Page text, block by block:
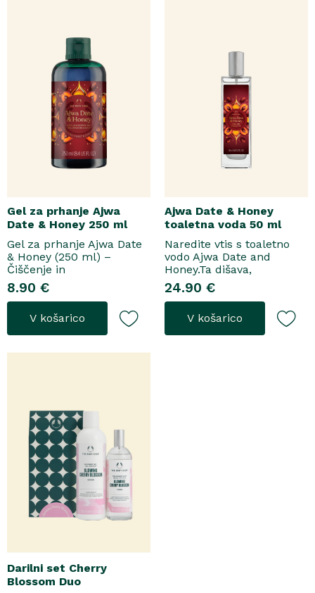
Gel za prhanje Ajwa
Date & Honey 250 ml
Gel za prhanje Ajwa Date
& Honey (250 ml) –
Čiščenje in
pomladitevSpremenite
svoje vsakodnevno
prhanje v razkošen
orientalski ritual z gelom
za prhanje Ajwa Date &
8.90 €
V košarico
Ajwa Date & Honey
toaletna voda 50 ml
Naredite vtis s toaletno
vodo Ajwa Date and
Honey.Ta dišava,
zasnovana tako za
razkošne priložnosti kot
za vsakodnevno nošenje,
se odpre z notami suhega
grozdja, labana in frezije,
24.90 €
V košarico
Darilni set Cherry
Blossom Duo